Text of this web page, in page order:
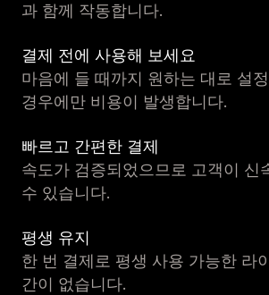
과 함께 작동합니다.
결제 전에 사용해 보세요
마음에 들 때까지 원하는 대로 설
경우에만 비용이 발생합니다.
빠르고 간편한 결제
속도가 검증되었으므로 고객이 신
수 있습니다.
평생 유지
한 번 결제로 평생 사용 가능한 라
간이 없습니다.